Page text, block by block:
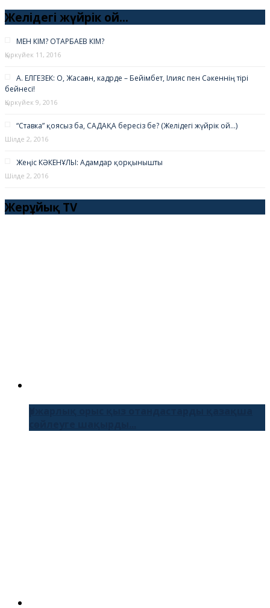
Желідегі жүйрік ой…
МЕН КІМ? ОТАРБАЕВ КІМ?
Қыркүйек 11, 2016
А. ЕЛГЕЗЕК: О, Жасаған, кадрде – Бейімбет, Ілияс пен Сәкеннің тірі
бейнесі!
Қыркүйек 9, 2016
“Ставка” қоясыз ба, САДАҚА бересіз бе? (Желідегі жүйрік ой…)
Шілде 2, 2016
Жеңіс КӘКЕНҰЛЫ: Адамдар қорқынышты
Шілде 2, 2016
Жерұйық TV